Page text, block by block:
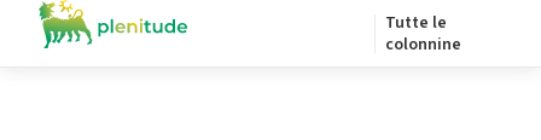
Tutte le
colonnine